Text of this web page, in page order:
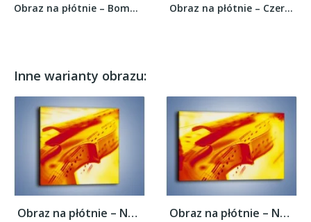
Obraz na płótnie – Bombka ręcznie malowana –... Obraz na płótnie – Czerwień wśród czarności –...
Inne warianty obrazu:
Obraz na płótnie – Nuty odbite w świetle... Obraz na płótnie – Nuty odbite w świetle...